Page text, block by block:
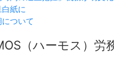
白紙に
ついて
（ハーモス）労